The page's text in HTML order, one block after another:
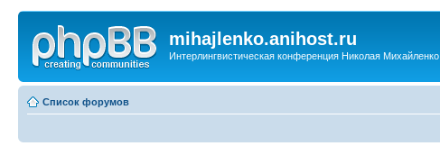
mihajlenko.anihost.ru
Интерлингвистическая конференция Николая Михайленко
Список форумов